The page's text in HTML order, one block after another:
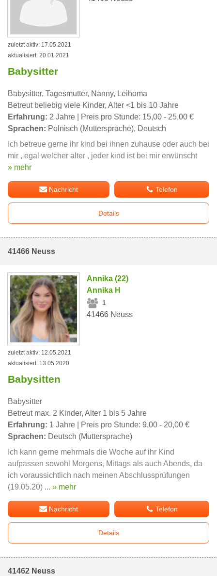
zuletzt aktiv: 17.05.2021
aktualisiert: 20.01.2021
Babysitter
Babysitter, Tagesmutter, Nanny, Leihoma
Betreut beliebig viele Kinder, Alter <1 bis 10 Jahre
Erfahrung: 2 Jahre | Preis pro Stunde: 15,00 - 25,00 €
Sprachen: Polnisch (Muttersprache), Deutsch
Ich betreue gerne ihr kind bei ihnen zuhause oder auch bei
mir , egal welcher alter , jeder kind ist bei mir erwünscht
» mehr
Nachricht Telefon
Details
41466 Neuss
Annika (22)
Annika H
1
41466 Neuss
zuletzt aktiv: 12.05.2021
aktualisiert: 13.05.2020
Babysitten
Babysitter
Betreut max. 2 Kinder, Alter 1 bis 5 Jahre
Erfahrung: 1 Jahre | Preis pro Stunde: 9,00 - 20,00 €
Sprachen: Deutsch (Muttersprache)
Ich kann gerne mehrmals die Woche auf ihr Kind
aufpassen sowohl Morgens, Mittags als auch Abends, da
ich voraussichtlich nach meinen Abschlussprüfungen
(19.05.20) ... » mehr
Nachricht Telefon
Details
41462 Neuss